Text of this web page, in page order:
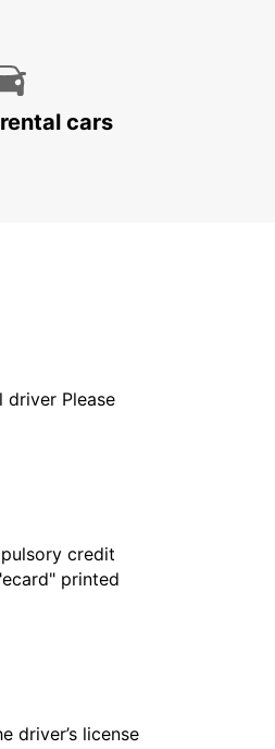
cars
Please
credit
printed
driver’s license